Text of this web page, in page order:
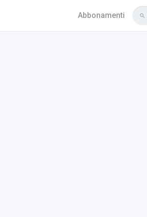
Abbonamenti search